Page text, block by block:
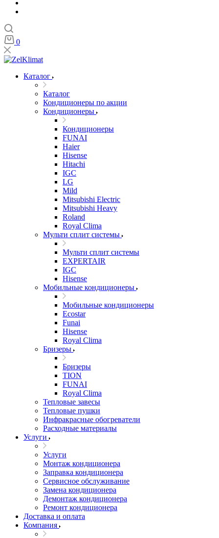
0
Каталог
Каталог
Кондиционеры по акции
Кондиционеры
Кондиционеры
FUNAI
Haier
Hisense
Hitachi
IGC
LG
Mild
Mitsubishi Electric
Mitsubishi Heavy
Roland
Royal Clima
Мульти сплит системы
Мульти сплит системы
EXPERTAIR
IGC
Hisense
Мобильные кондиционеры
Мобильные кондиционеры
Ecostar
Funai
Hisense
Royal Clima
Бризеры
Бризеры
TION
FUNAI
Royal Clima
Тепловые завесы
Тепловые пушки
Инфракрасные обогреватели
Расходные материалы
Услуги
Услуги
Монтаж кондиционера
Заправка кондиционера
Сервисное обслуживание
Замена кондиционера
Демонтаж кондиционера
Ремонт кондиционера
Доставка и оплата
Компания